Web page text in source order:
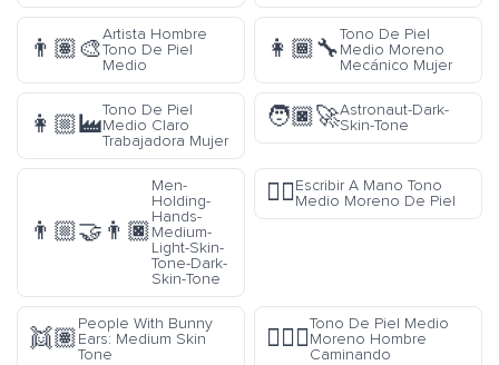
👨🏽‍🎨
Artista Hombre
Tono De Piel
Medio
👩🏾‍🔧
Tono De Piel
Medio Moreno
Mecánico Mujer
👩🏼‍🏭
Tono De Piel
Medio Claro
Trabajadora Mujer
🧑🏿‍🚀Astronaut-Dark-
Skin-Tone
👨🏼‍🤝‍👨🏿
Men-
Holding-
Hands-
Medium-
Light-Skin-
Tone-Dark-
Skin-Tone
✍🏾Escribir A Mano Tono
Medio Moreno De Piel
👯🏽
People With Bunny
Ears: Medium Skin
Tone
🚶🏾‍♂️
Tono De Piel Medio
Moreno Hombre
Caminando